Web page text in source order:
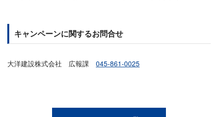
キャンペーンに関するお問合せ
大洋建設株式会社 広報課 045-861-0025